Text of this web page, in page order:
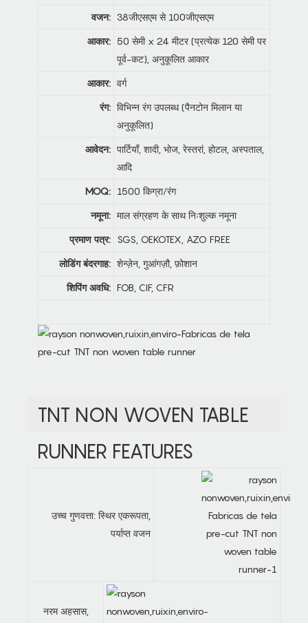
वजन: 38जीएसएम से 100जीएसएम
आकार: 50 सेमी x 24 मीटर (प्रत्येक 120 सेमी पर
पूर्व-कट), अनुकूलित आकार
आकार: वर्ग
रंग: विभिन्न रंग उपलब्ध (पैनटोन मिलान या
अनुकूलित)
आवेदन: पार्टियाँ, शादी, भोज, रेस्तरां, होटल, अस्पताल,
आदि
MOQ: 1500 किग्रा/रंग
नमूना: माल संग्रहण के साथ निःशुल्क नमूना
प्रमाण पत्र: SGS, OEKOTEX, AZO FREE
लोडिंग बंदरगाह: शेन्ज़ेन, गुआंगज़ौ, फ़ोशान
शिपिंग अवधि: FOB, CIF, CFR
TNT NON WOVEN TABLE
RUNNER FEATURES
उच्च गुणवत्ता: स्थिर एकरूपता,
पर्याप्त वजन
नरम अहसास,